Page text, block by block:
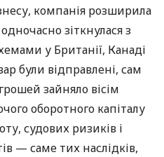
компанія розширила
зіткнулася з
у Британії, Канаді
були відправлені, сам
зайняло вісім
оборотного капіталу
судових ризиків і
— саме тих наслідків,